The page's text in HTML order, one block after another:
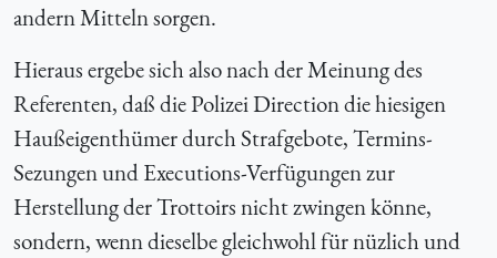
andern Mitteln sorgen.
Hieraus ergebe sich also nach der Meinung des
Referenten, daß die Polizei Direction die hiesigen
Haußeigenthümer durch Strafgebote, Termins-
Sezungen und Executions-Verfügungen zur
Herstellung der Trottoirs nicht zwingen könne,
sondern, wenn dieselbe gleichwohl für nüzlich und